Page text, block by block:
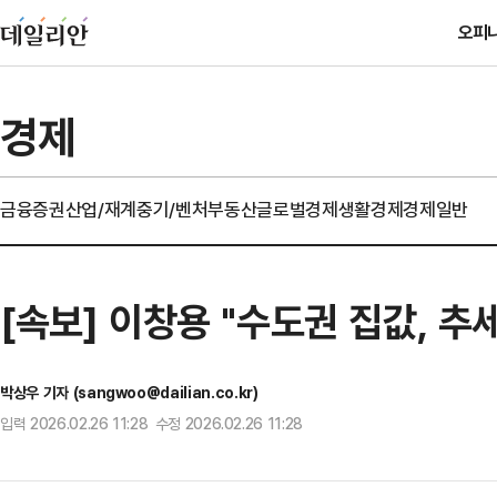
오피
경제
금융증권산업/재계중기/벤처부동산글로벌경제생활경제경제일반
[속보] 이창용 "수도권 집값, 추
박상우 기자 (sangwoo@dailian.co.kr)
입력 2026.02.26 11:28 수정 2026.02.26 11:28